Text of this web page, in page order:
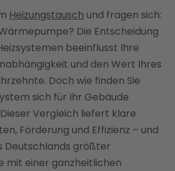
oder Wärmepumpe?
Fernwärme oder
Kosten-Check
die zukunftssichere Wahl
umsteigen
Heizungstausch und fragen sich:
Die Entscheidung
beeinflusst Ihre
und den Wert Ihres
Doch wie finden Sie
sich für Ihr Gebäude
Vergleich liefert klare
Förderung und Effizienz – und
Deutschlands größter
mit einer ganzheitlichen